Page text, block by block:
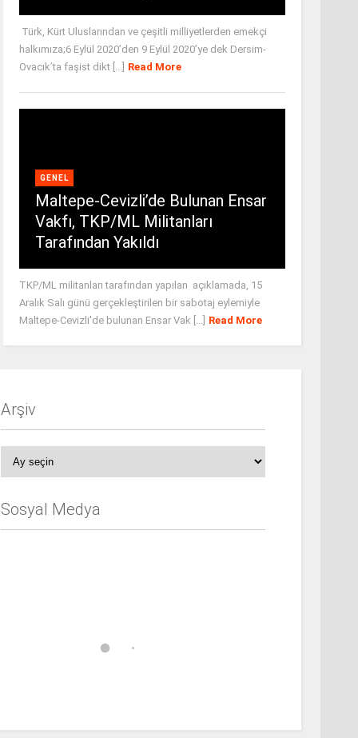
Türk, Kürt Uluslarından ve çeşitli milliyetlerden emekçi
halkımıza;6 Eylül 2020’den 9 Eylül 2020’ye dek Dersim-
Ovacık’ta faşist dikt [...] Read More
GENEL
Maltepe-Cevizli’de Bulunan Ensar
Vakfı, TKP/ML Militanları
Tarafından Yakıldı
TKP/ML militanları tarafından yapılan açıklamada, 15
Aralık Salı günü gerçekleştirilen bir sabotaj eylemiyle
Maltepe-Cevizli'de bulunan Ensar Vak [...] Read More
Arşiv
Arşiv
Sosyal Medya